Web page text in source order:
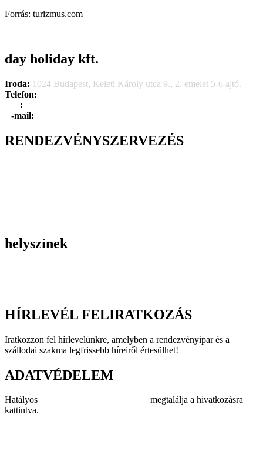
Forrás: turizmus.com
day holiday kft.
Iroda: 1024 Budapest, Keleti Károly utca 9., 2. emelet 5-6 ajtó.
Telefon:
:
-mail:
RENDEZVÉNYSZERVEZÉS
helyszínek
HÍRLEVÉL FELIRATKOZÁS
Iratkozzon fel hírlevelünkre, amelyben a rendezvényipar és a
szállodai szakma legfrissebb híreiről értesülhet!
ADATVÉDELEM
Hatályos
megtalálja a hivatkozásra
kattintva.